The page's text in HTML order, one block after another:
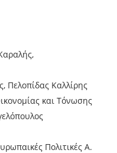
Πελοπίδας Καλλίρης
και Τόνωσης
Πολιτικές A.